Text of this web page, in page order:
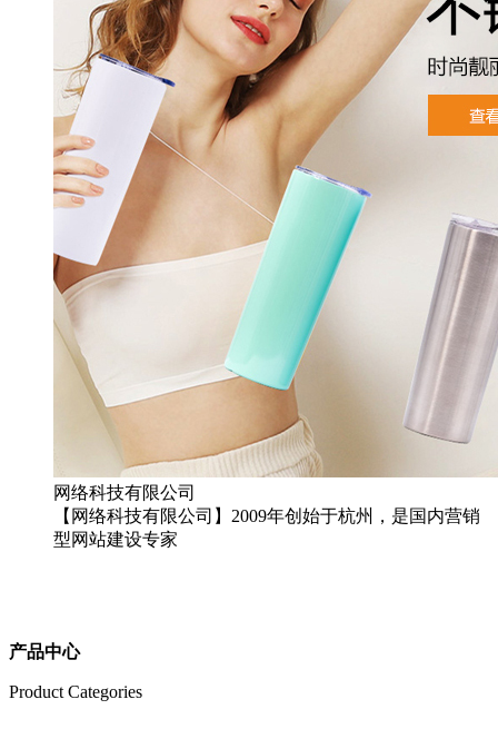
网络科技有限公司
【网络科技有限公司】2009年创始于杭州，是国内营销
型网站建设专家
产品中心
Product Categories